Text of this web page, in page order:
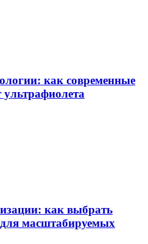
как современные
как выбрать
масштабируемых